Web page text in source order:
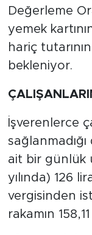
Değerleme
yemek
hariç
bekleniyor.
İşverenlerce
ait bir günlük
yılında) 126
vergisinden
rakamın